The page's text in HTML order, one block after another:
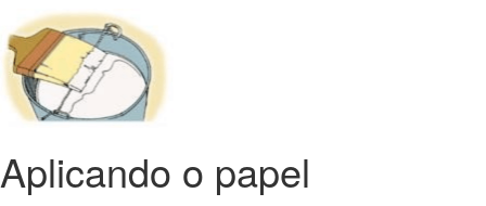
Aplicando o papel